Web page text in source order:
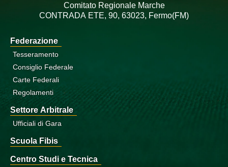
Comitato Regionale Marche
CONTRADA ETE, 90, 63023, Fermo(FM)
Federazione
Tesseramento
Consiglio Federale
Carte Federali
Regolamenti
Settore Arbitrale
Ufficiali di Gara
Scuola Fibis
Centro Studi e Tecnica